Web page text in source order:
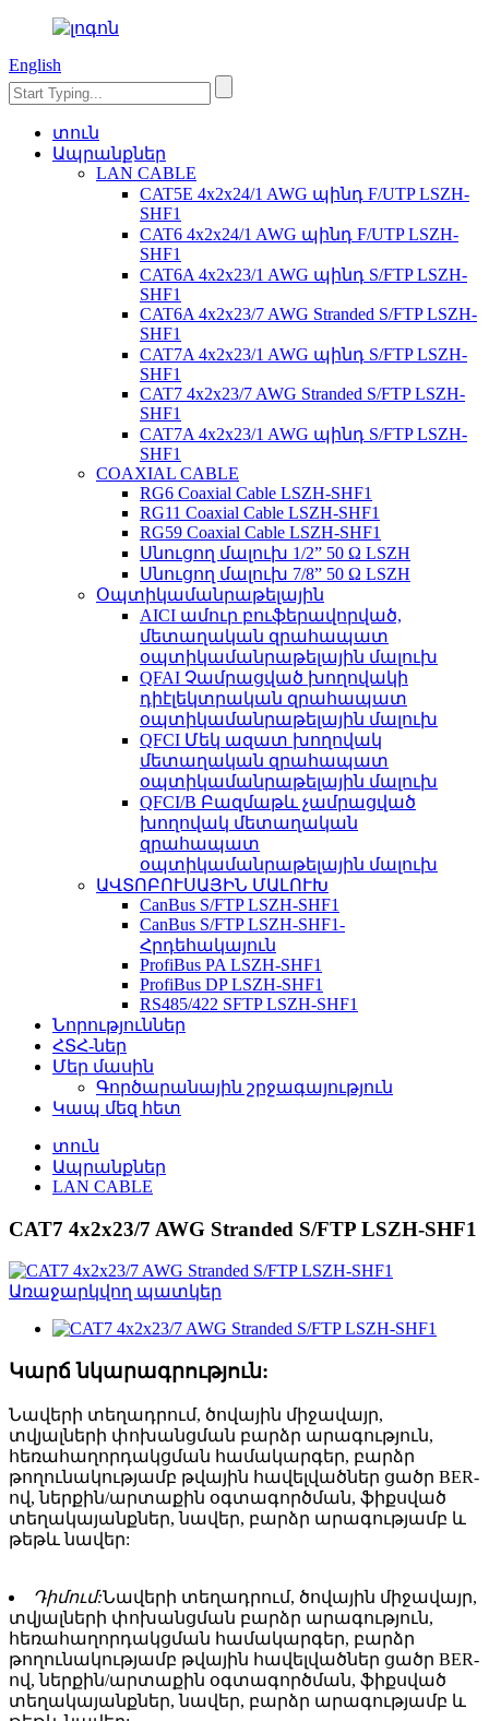
English
տուն
Ապրանքներ
LAN CABLE
CAT5E 4x2x24/1 AWG պինդ F/UTP LSZH-
SHF1
CAT6 4x2x24/1 AWG պինդ F/UTP LSZH-
SHF1
CAT6A 4x2x23/1 AWG պինդ S/FTP LSZH-
SHF1
CAT6A 4x2x23/7 AWG Stranded S/FTP LSZH-
SHF1
CAT7A 4x2x23/1 AWG պինդ S/FTP LSZH-
SHF1
CAT7 4x2x23/7 AWG Stranded S/FTP LSZH-
SHF1
CAT7A 4x2x23/1 AWG պինդ S/FTP LSZH-
SHF1
COAXIAL CABLE
RG6 Coaxial Cable LSZH-SHF1
RG11 Coaxial Cable LSZH-SHF1
RG59 Coaxial Cable LSZH-SHF1
Սնուցող մալուխ 1/2” 50 Ω LSZH
Սնուցող մալուխ 7/8” 50 Ω LSZH
Օպտիկամանրաթելային
AICI ամուր բուֆերավորված,
մետաղական զրահապատ
օպտիկամանրաթելային մալուխ
QFAI Չամրացված խողովակի
դիէլեկտրական զրահապատ
օպտիկամանրաթելային մալուխ
QFCI Մեկ ազատ խողովակ
մետաղական զրահապատ
օպտիկամանրաթելային մալուխ
QFCI/B Բազմաթև չամրացված
խողովակ մետաղական
զրահապատ
օպտիկամանրաթելային մալուխ
ԱՎՏՈԲՈՒՍԱՅԻՆ ՄԱԼՈՒԽ
CanBus S/FTP LSZH-SHF1
CanBus S/FTP LSZH-SHF1-
Հրդեհակայուն
ProfiBus PA LSZH-SHF1
ProfiBus DP LSZH-SHF1
RS485/422 SFTP LSZH-SHF1
Նորություններ
ՀՏՀ-ներ
Մեր մասին
Գործարանային շրջագայություն
Կապ մեզ հետ
տուն
Ապրանքներ
LAN CABLE
CAT7 4x2x23/7 AWG Stranded S/FTP LSZH-SHF1
Կարճ նկարագրություն:
Նավերի տեղադրում, ծովային միջավայր,
տվյալների փոխանցման բարձր արագություն,
հեռահաղորդակցման համակարգեր, բարձր
թողունակությամբ թվային հավելվածներ ցածր BER-
ով, ներքին/արտաքին օգտագործման, ֆիքսված
տեղակայանքներ, նավեր, բարձր արագությամբ և
թեթև նավեր:
Դիմում:Նավերի տեղադրում, ծովային միջավայր,
տվյալների փոխանցման բարձր արագություն,
հեռահաղորդակցման համակարգեր, բարձր
թողունակությամբ թվային հավելվածներ ցածր BER-
ով, ներքին/արտաքին օգտագործման, ֆիքսված
տեղակայանքներ, նավեր, բարձր արագությամբ և